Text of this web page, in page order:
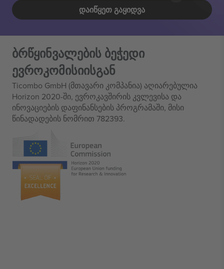
ᲓᲐᲘᲬᲧᲔᲗ ᲒᲐᲧᲘᲓᲕᲐ
ბრწყინვალების ბეჭედი
ევროკომისიისგან
Ticombo GmbH (მთავარი კომპანია) აღიარებულია
Horizon 2020-ში, ევროკავშირის კვლევისა და
ინოვაციების დაფინანსების პროგრამაში, მისი
წინადადების ნომრით 782393.